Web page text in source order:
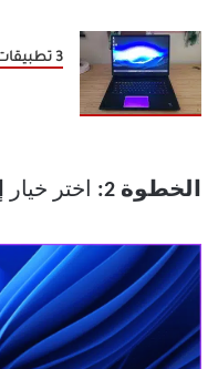
3 تطبيقات مجانية تغير Windows تمامًا
الخطوة 2: اختر خيار